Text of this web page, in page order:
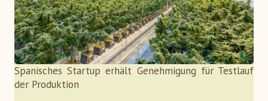
Spanisches Startup erhält Genehmigung für Testlauf
der Produktion